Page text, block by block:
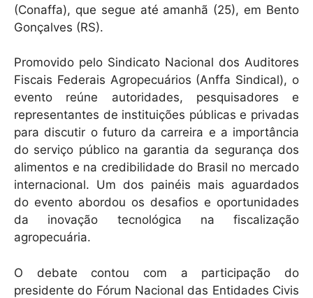
(Conaffa), que segue até amanhã (25), em Bento
Gonçalves (RS).
Promovido pelo Sindicato Nacional dos Auditores
Fiscais Federais Agropecuários (Anffa Sindical), o
evento reúne autoridades, pesquisadores e
representantes de instituições públicas e privadas
para discutir o futuro da carreira e a importância
do serviço público na garantia da segurança dos
alimentos e na credibilidade do Brasil no mercado
internacional. Um dos painéis mais aguardados
do evento abordou os desafios e oportunidades
da inovação tecnológica na fiscalização
agropecuária.
O debate contou com a participação do
presidente do Fórum Nacional das Entidades Civis